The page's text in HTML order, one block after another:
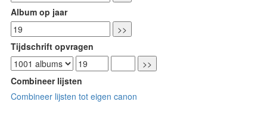
Album op jaar
Tijdschrift opvragen
Combineer lijsten
Combineer lijsten tot eigen canon